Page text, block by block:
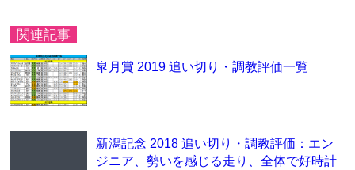
関連記事
皐月賞 2019 追い切り・調教評価一覧
新潟記念 2018 追い切り・調教評価：エン
ジニア、勢いを感じる走り、全体で好時計